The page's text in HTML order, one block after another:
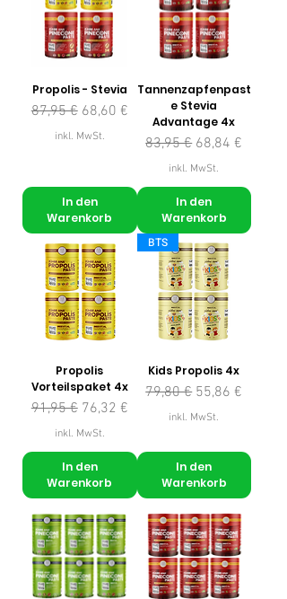
Propolis - Stevia
Standardpreis
87,95 € Sale-Preis
68,60 €
inkl. MwSt.
In den
Warenkorb
Tannenzapfenpast
e Stevia
Advantage 4x
Standardpreis
83,95 € Sale-Preis
68,84 €
inkl. MwSt.
In den
Warenkorb
Propolis
Vorteilspaket 4x
Standardpreis
91,95 € Sale-Preis
76,32 €
inkl. MwSt.
In den
Warenkorb
BTS
Kids Propolis 4x
Standardpreis
79,80 € Sale-Preis
55,86 €
inkl. MwSt.
In den
Warenkorb